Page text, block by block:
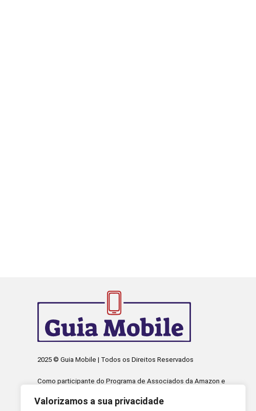
Valorizamos a sua privacidade
2025 © Guia Mobile | Todos os Direitos Reservados
Como participante do Programa de Associados da Amazon e
pelas compras qualificadas efetuadas.